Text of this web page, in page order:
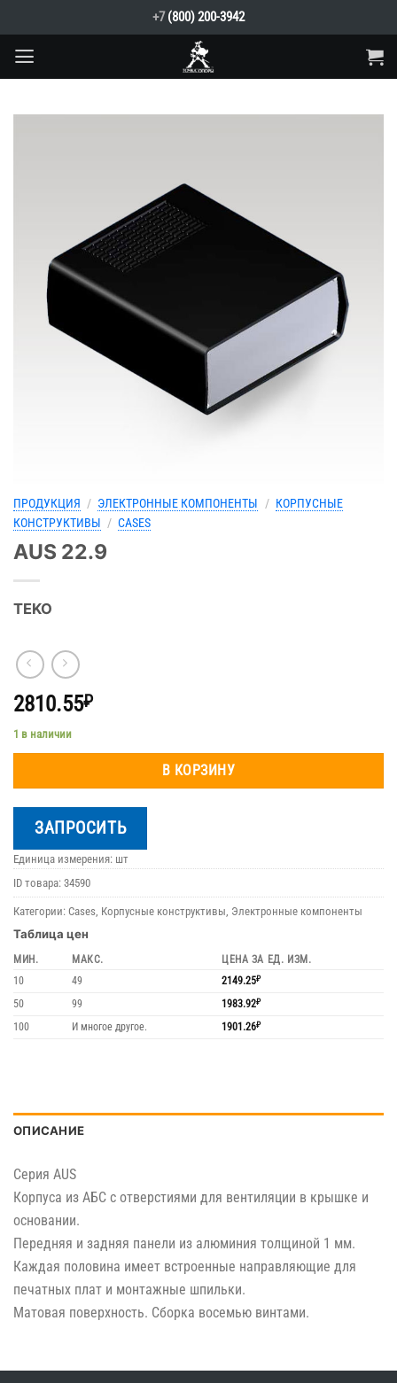
to
content
+7 (800) 200-3942
ПРОДУКЦИЯ / ЭЛЕКТРОННЫЕ КОМПОНЕНТЫ / КОРПУСНЫЕ
КОНСТРУКТИВЫ / CASES
AUS 22.9
TEKO
2810.55₽
1 в наличии
В КОРЗИНУ
ЗАПРОСИТЬ
Единица измерения: шт
ID товара: 34590
Категории: Cases, Корпусные конструктивы, Электронные компоненты
Таблица цен
МИН. МАКС.
ЦЕНА ЗА ЕД. ИЗМ.
10
49 2149.25₽
50 99 1983.92₽
100 И многое другое. 1901.26₽
ОПИСАНИЕ
Серия AUS
Корпуса из АБС с отверстиями для вентиляции в крышке и
основании.
Передняя и задняя панели из алюминия толщиной 1 мм.
Каждая половина имеет встроенные направляющие для
печатных плат и монтажные шпильки.
Матовая поверхность. Сборка восемью винтами.